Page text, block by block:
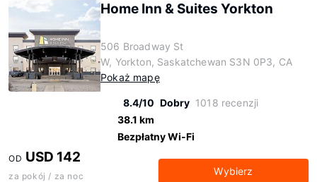
Home Inn & Suites Yorkton
506 Broadway St
W, Yorkton, Saskatchewan S3N 0P3, CA
Pokaż mapę
8.4/10 Dobry 1018 recenzji
38.1 km
Bezpłatny Wi-Fi
OD USD 142
za pokój / za noc Wybierz